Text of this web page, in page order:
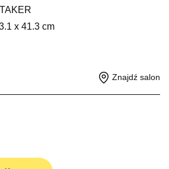
x 41.3 cm
Znajdź salon